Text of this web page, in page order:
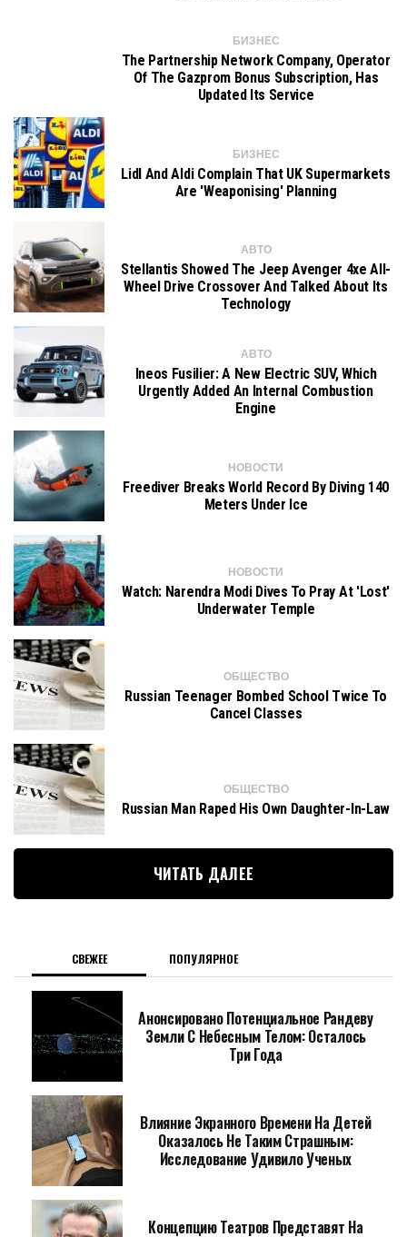
БИЗНЕС
The Partnership Network Company, Operator
Of The Gazprom Bonus Subscription, Has
Updated Its Service
БИЗНЕС
Lidl And Aldi Complain That UK Supermarkets
Are 'weaponising' Planning
АВТО
Stellantis Showed The Jeep Avenger 4xe All-
Wheel Drive Crossover And Talked About Its
Technology
АВТО
Ineos Fusilier: A New Electric SUV, Which
Urgently Added An Internal Combustion
Engine
НОВОСТИ
Freediver Breaks World Record By Diving 140
Meters Under Ice
НОВОСТИ
Watch: Narendra Modi Dives To Pray At 'lost'
Underwater Temple
ОБЩЕСТВО
Russian Teenager Bombed School Twice To
Cancel Classes
ОБЩЕСТВО
Russian Man Raped His Own Daughter-In-Law
ЧИТАТЬ ДАЛЕЕ
СВЕЖЕЕ ПОПУЛЯРНОЕ
Анонсировано Потенциальное Рандеву
Земли С Небесным Телом: Осталось
Три Года
Влияние Экранного Времени На Детей
Оказалось Не Таким Страшным:
Исследование Удивило Ученых
Концепцию Театров Представят На